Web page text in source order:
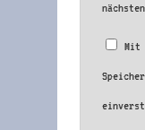
Mit